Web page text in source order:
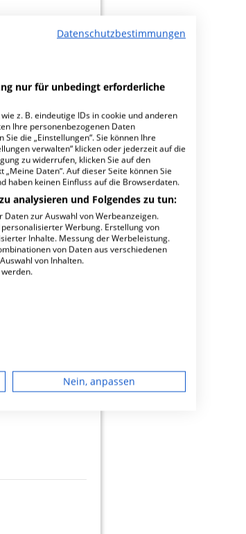
23.24
23.32
Datenschutzbestimmungen
nur für unbedingt erforderliche
z. B. eindeutige IDs in cookie und anderen
Ihre personenbezogenen Daten
die „Einstellungen“. Sie können Ihre
verwalten“ klicken oder jederzeit auf die
zu widerrufen, klicken Sie auf den
Daten“. Auf dieser Seite können Sie
haben keinen Einfluss auf die Browserdaten.
analysieren und Folgendes zu tun:
zur Auswahl von Werbeanzeigen.
Werbung. Erstellung von
Inhalte. Messung der Werbeleistung.
von Daten aus verschiedenen
von Inhalten.
Nein, anpassen